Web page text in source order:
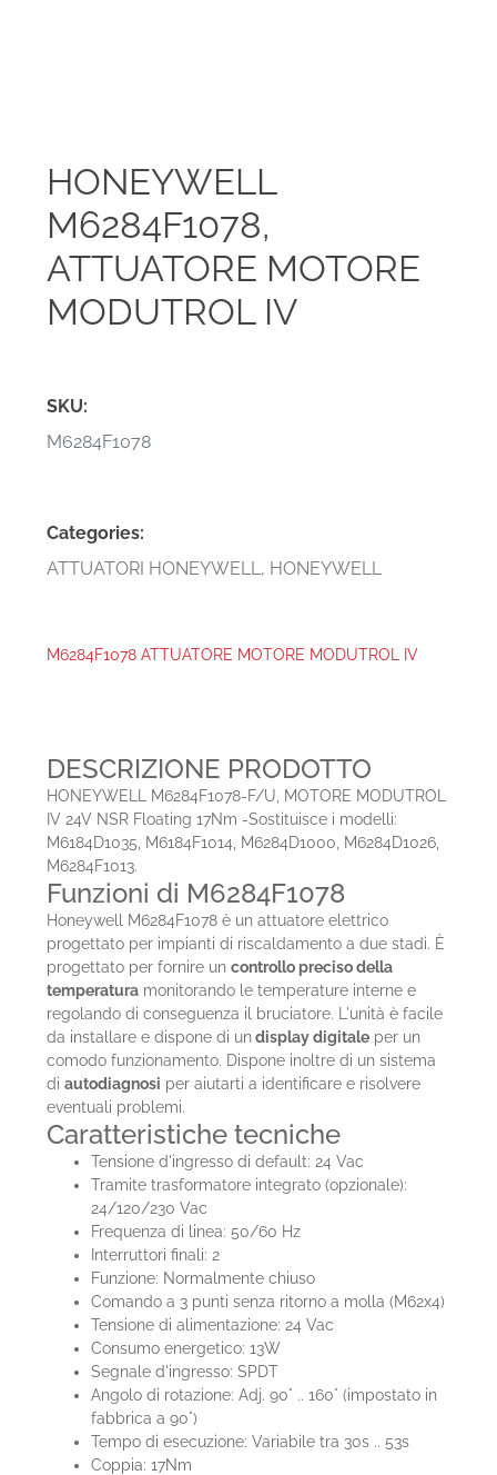
HONEYWELL
M6284F1078,
ATTUATORE MOTORE
MODUTROL IV
SKU:
M6284F1078
Categories:
ATTUATORI HONEYWELL , HONEYWELL
M6284F1078 ATTUATORE MOTORE MODUTROL IV
DESCRIZIONE PRODOTTO
HONEYWELL M6284F1078-F/U, MOTORE MODUTROL
IV 24V NSR Floating 17Nm -Sostituisce i modelli:
M6184D1035, M6184F1014, M6284D1000, M6284D1026,
M6284F1013.
Funzioni di M6284F1078
Honeywell M6284F1078 è un attuatore elettrico
progettato per impianti di riscaldamento a due stadi. È
progettato per fornire uncontrollo preciso della
temperatura monitorando le temperature interne e
regolando di conseguenza il bruciatore. L'unità è facile
da installare e dispone di undisplay digitale per un
comodo funzionamento. Dispone inoltre di un sistema
diautodiagnosi per aiutarti a identificare e risolvere
eventuali problemi.
Caratteristiche tecniche
Tensione d'ingresso di default: 24 Vac
Tramite trasformatore integrato (opzionale):
24/120/230 Vac
Frequenza di linea: 50/60 Hz
Interruttori finali: 2
Funzione: Normalmente chiuso
Comando a 3 punti senza ritorno a molla (M62x4)
Tensione di alimentazione: 24 Vac
Consumo energetico: 13W
Segnale d'ingresso: SPDT
Angolo di rotazione: Adj. 90° .. 160° (impostato in
fabbrica a 90°)
Tempo di esecuzione: Variabile tra 30s .. 53s
Coppia: 17Nm